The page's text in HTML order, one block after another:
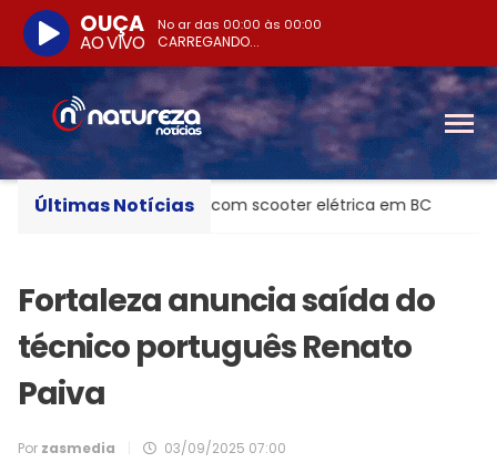
No ar das 00:00 às 00:00
CARREGANDO...
OUÇA
AO VIVO
Últimas Notícias
bater de frente com scooter elétrica em BC
Fortaleza anuncia saída do
técnico português Renato
Paiva
Por zasmedia 03/09/2025 07:00